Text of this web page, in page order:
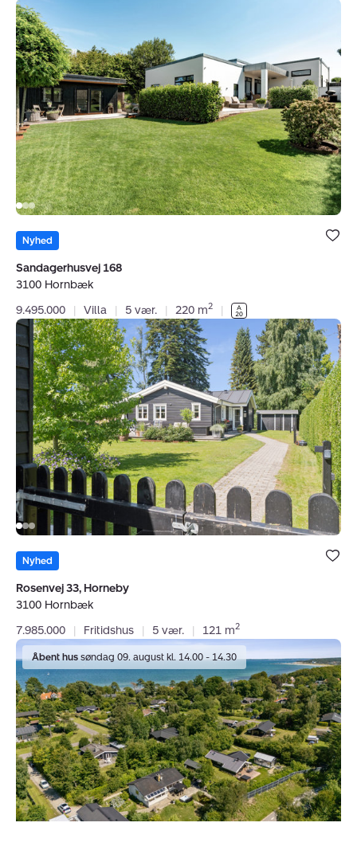
Villa:
Sandagerhusvej
168,
3100
Hornbæk
Bolig er
under dine
Nyhed
Sandagerhusvej 168
3100 Hornbæk
9.495.000
| Villa | 5 vær. | 220 m2 |
Fritidshus:
Rosenvej
33,
Horneby,
3100
Hornbæk
Bolig er
under dine
Nyhed
Rosenvej 33, Horneby
3100 Hornbæk
7.985.000
| Fritidshus | 5 vær. | 121 m2
Fritidshus:
Strandparken
10,
3100
Hornbæk
Åbent hus søndag 09. august kl. 14.00 - 14.30